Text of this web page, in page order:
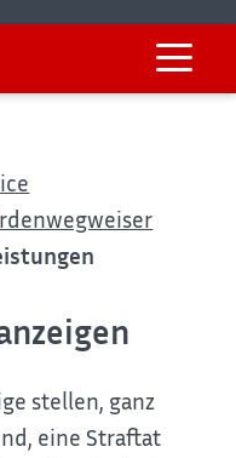
stellen, ganz
eine Straftat